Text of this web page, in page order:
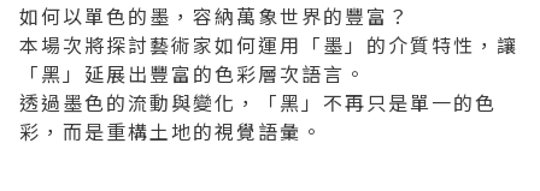
如何以單色的墨，容納萬象世界的豐富？
本場次將探討藝術家如何運用「墨」的介質特性，讓
「黑」延展出豐富的色彩層次語言。
透過墨色的流動與變化，「黑」不再只是單一的色
彩，而是重構土地的視覺語彙。​